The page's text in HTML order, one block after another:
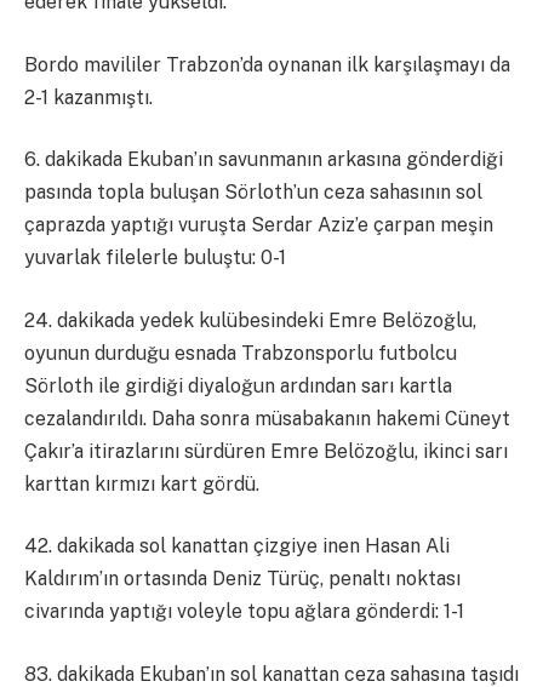
Bordo mavililer Trabzon’da oynanan ilk karşılaşmayı da
2-1 kazanmıştı.
6. dakikada Ekuban’ın savunmanın arkasına gönderdiği
pasında topla buluşan Sörloth’un ceza sahasının sol
çaprazda yaptığı vuruşta Serdar Aziz’e çarpan meşin
yuvarlak filelerle buluştu: 0-1
24. dakikada yedek kulübesindeki Emre Belözoğlu,
oyunun durduğu esnada Trabzonsporlu futbolcu
Sörloth ile girdiği diyaloğun ardından sarı kartla
cezalandırıldı. Daha sonra müsabakanın hakemi Cüneyt
Çakır’a itirazlarını sürdüren Emre Belözoğlu, ikinci sarı
karttan kırmızı kart gördü.
42. dakikada sol kanattan çizgiye inen Hasan Ali
Kaldırım’ın ortasında Deniz Türüç, penaltı noktası
civarında yaptığı voleyle topu ağlara gönderdi: 1-1
83. dakikada Ekuban’ın sol kanattan ceza sahasına taşıdı